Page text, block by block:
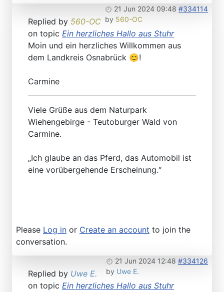
21 Jun 2024 09:48 #334114
by 560-OC
Replied by 560-OC
on topic Ein herzliches Hallo aus Stuhr
Moin und ein herzliches Willkommen aus
dem Landkreis Osnabrück 😊!
Carmine
Viele Grüße aus dem Naturpark
Wiehengebirge - Teutoburger Wald von
Carmine.
„Ich glaube an das Pferd, das Automobil ist
eine vorübergehende Erscheinung.“
Please Log in or Create an account to join the
conversation.
21 Jun 2024 12:48 #334126
by Uwe E.
Replied by Uwe E.
on topic Ein herzliches Hallo aus Stuhr